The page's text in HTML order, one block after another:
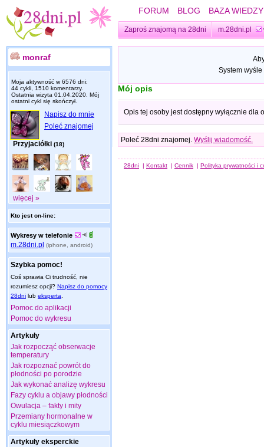
FORUM BLOG BAZA WIEDZY
Zaproś znajomą na 28dni m.28dni.pl
monraf
Moja aktywność w 6576 dni:
44 cykli, 1510 komentarzy.
Ostatnia wizyta 01.04.2020 . Mój
ostatni cykl się skończył.
Napisz do mnie
Poleć znajomej
Przyjaciółki (18)
więcej »
Kto jest on-line:
Wykresy w telefonie
m.28dni.pl (iphone, android)
Szybka pomoc!
Coś sprawia Ci trudność, nie
rozumiesz opcji? Napisz do pomocy
28dni lub eksperta
Pomoc do aplikacji
Pomoc do wykresu
Artykuły
Jak rozpocząć obserwacje
temperatury
Jak rozpoznać powrót do
płodności po porodzie
Jak wykonać analizę wykresu
Fazy cyklu a objawy płodności
Owulacja – fakty i mity
Przemiany hormonalne w
cyklu miesiączkowym
Artykuły eksperckie
System
Mój opis
Opis tej osoby jest dostępny wyłącznie dla
Poleć 28dni znajomej. Wyślij wiadomość.
28dni | Kontakt | Cennik | Polityka prywatności i